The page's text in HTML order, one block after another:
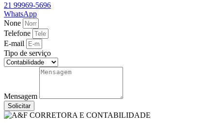
21 99969-5696
WhatsApp
None
Telefone
E-mail
Tipo de serviço
Mensagem
Solicitar